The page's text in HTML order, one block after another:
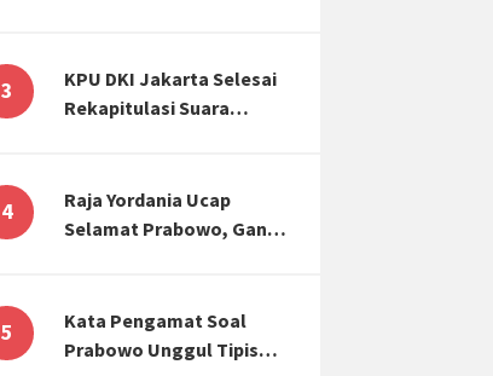
3
KPU DKI Jakarta Selesai
Rekapitulasi Suara
Ganjar
4
Raja Yordania Ucap
Selamat Prabowo, Ganjar
3 NEWS]
5
Kata Pengamat Soal
Prabowo Unggul Tipis